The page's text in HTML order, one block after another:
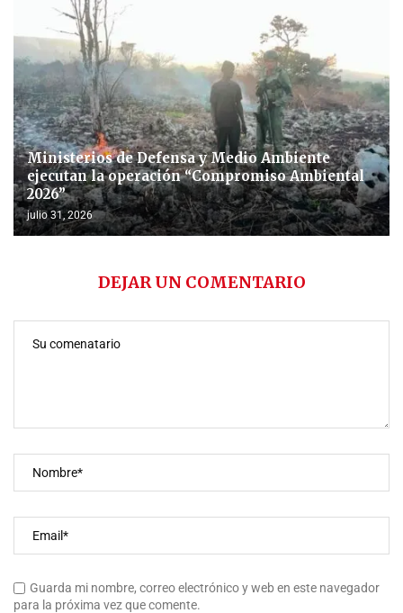
Ministerios de Defensa y Medio Ambiente
ejecutan la operación “Compromiso Ambiental
2026”
julio 31, 2026
DEJAR UN COMENTARIO
Guarda mi nombre, correo electrónico y web en este navegador
para la próxima vez que comente.